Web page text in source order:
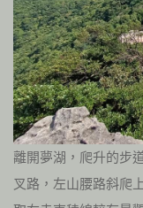
離開夢湖，爬升的步
叉路，左山腰路斜爬